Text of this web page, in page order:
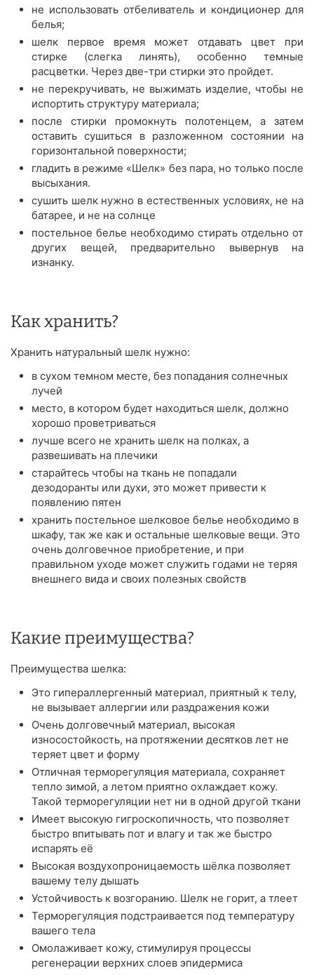
не использовать отбеливатель и кондиционер для
белья;
шелк первое время может отдавать цвет при
стирке (слегка линять), особенно темные
расцветки. Через две-три стирки это пройдет.
не перекручивать, не выжимать изделие, чтобы не
испортить структуру материала;
после стирки промокнуть полотенцем, а затем
оставить сушиться в разложенном состоянии на
горизонтальной поверхности;
гладить в режиме «Шелк» без пара, но только после
высыхания.
сушить шелк нужно в естественных условиях, не на
батарее, и не на солнце
постельное белье необходимо стирать отдельно от
других вещей, предварительно вывернув на
изнанку.
Как хранить?
Хранить натуральный шелк нужно:
в сухом темном месте, без попадания солнечных
лучей
место, в котором будет находиться шелк, должно
хорошо проветриваться
лучше всего не хранить шелк на полках, а
развешивать на плечики
старайтесь чтобы на ткань не попадали
дезодоранты или духи, это может привести к
появлению пятен
хранить постельное шелковое белье необходимо в
шкафу, так же как и остальные шелковые вещи. Это
очень долговечное приобретение, и при
правильном уходе может служить годами не теряя
внешнего вида и своих полезных свойств
Какие преимущества?
Преимущества шелка:
Это гипераллергенный материал, приятный к телу,
не вызывает аллергии или раздражения кожи
Очень долговечный материал, высокая
износостойкость, на протяжении десятков лет не
теряет цвет и форму
Отличная терморегуляция материала, сохраняет
тепло зимой, а летом приятно охлаждает кожу.
Такой терморегуляции нет ни в одной другой ткани
Имеет высокую гигроскопичность, что позволяет
быстро впитывать пот и влагу и так же быстро
испарять её
Высокая воздухопроницаемость шёлка позволяет
вашему телу дышать
Устойчивость к возгоранию. Шелк не горит, а тлеет
Терморегуляция подстраивается под температуру
вашего тела
Омолаживает кожу, стимулируя процессы
регенерации верхних слоев эпидермиса